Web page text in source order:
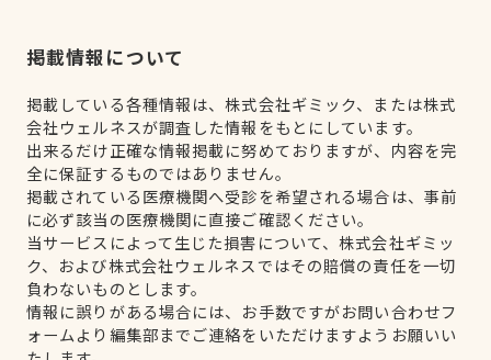
掲載情報について
掲載している各種情報は、株式会社ギミック、または株式
会社ウェルネスが調査した情報をもとにしています。
出来るだけ正確な情報掲載に努めておりますが、内容を完
全に保証するものではありません。
掲載されている医療機関へ受診を希望される場合は、事前
に必ず該当の医療機関に直接ご確認ください。
当サービスによって生じた損害について、株式会社ギミッ
ク、および株式会社ウェルネスではその賠償の責任を一切
負わないものとします。
情報に誤りがある場合には、お手数ですがお問い合わせフ
ォームより編集部までご連絡をいただけますようお願いい